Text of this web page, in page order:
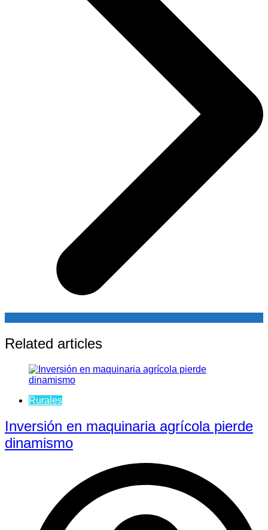
Related articles
Rurales
Inversión en maquinaria agrícola pierde
dinamismo